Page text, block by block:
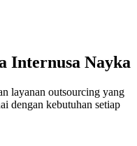
Internusa Nayka
layanan outsourcing yang
dengan kebutuhan setiap